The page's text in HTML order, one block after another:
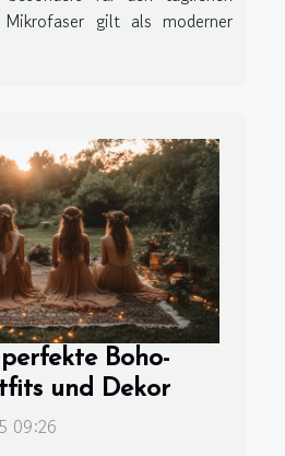
Mikrofaser gilt als moderner
Boho-
und Dekor
09:26